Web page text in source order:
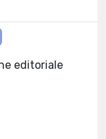
editoriale